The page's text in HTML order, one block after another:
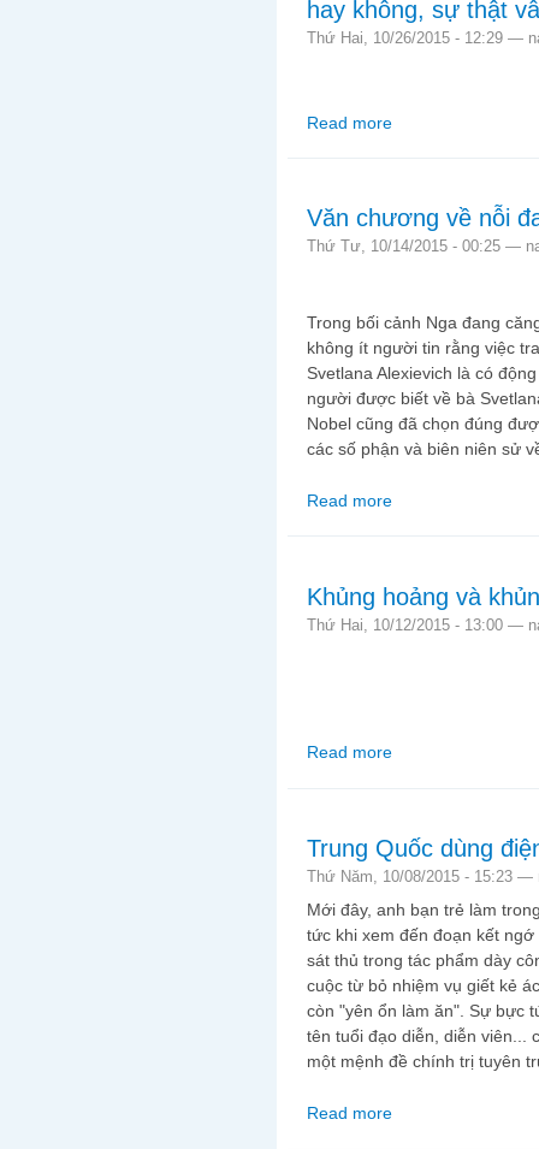
hay không, sự thật
Thứ Hai, 10/26/2015 - 12:29 —
Read more
Văn chương về nỗi
Thứ Tư, 10/14/2015 - 00:25 —
Trong bối cảnh Nga đang
không ít người tin rằng việc
Svetlana Alexievich là có
người được biết về bà
Nobel cũng đã chọn đúng
các số phận và biên niên sử
Read more
Khủng hoảng và
Thứ Hai, 10/12/2015 - 13:00 —
Read more
Trung Quốc dùng
Thứ Năm, 10/08/2015 - 15:23 —
Mới đây, anh bạn trẻ làm
tức khi xem đến đoạn kết
sát thủ trong tác phẩm dày
cuộc từ bỏ nhiệm vụ giết kẻ
còn "yên ổn làm ăn". Sự bực
tên tuổi đạo diễn, diễn viên...
một mệnh đề chính trị tuyên
Read more